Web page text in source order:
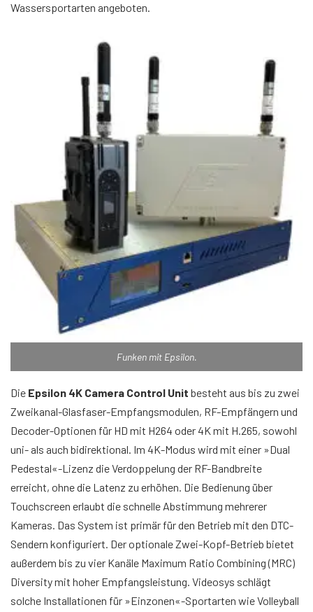
Wassersportarten angeboten.
Funken mit Epsilon.
Die Epsilon 4K Camera Control Unit besteht aus bis zu zwei
Zweikanal-Glasfaser-Empfangsmodulen, RF-Empfängern und
Decoder-Optionen für HD mit H264 oder 4K mit H.265, sowohl
uni- als auch bidirektional. Im 4K-Modus wird mit einer »Dual
Pedestal«-Lizenz die Verdoppelung der RF-Bandbreite
erreicht, ohne die Latenz zu erhöhen. Die Bedienung über
Touchscreen erlaubt die schnelle Abstimmung mehrerer
Kameras. Das System ist primär für den Betrieb mit den DTC-
Sendern konfiguriert. Der optionale Zwei-Kopf-Betrieb bietet
außerdem bis zu vier Kanäle Maximum Ratio Combining (MRC)
Diversity mit hoher Empfangsleistung. Videosys schlägt
solche Installationen für »Einzonen«-Sportarten wie Volleyball